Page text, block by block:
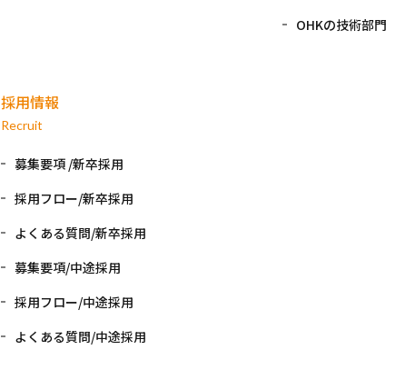
採用情報
Recruit
募集要項 /新卒採用
採用フロー/新卒採用
よくある質問/新卒採用
募集要項/中途採用
採用フロー/中途採用
よくある質問/中途採用
OHKの技術部門